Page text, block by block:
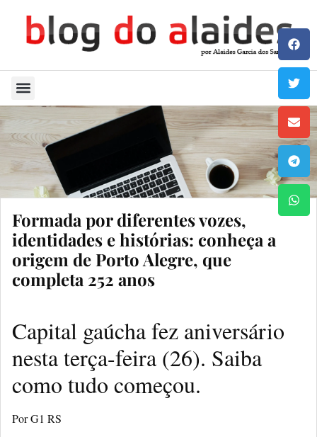
Formada por diferentes vozes,
identidades e histórias: conheça a
origem de Porto Alegre, que
completa 252 anos
Capital gaúcha fez aniversário
nesta terça-feira (26). Saiba
como tudo começou.
Por G1 RS